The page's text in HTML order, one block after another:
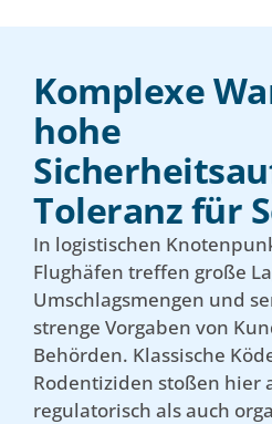
Komplexe
hohe
Toleranz für
In logistischen
Flughäfen treffen große
Umschlagsmengen und
strenge Vorgaben von
Behörden. Klassische
Rodentiziden stoßen hier
regulatorisch als auch